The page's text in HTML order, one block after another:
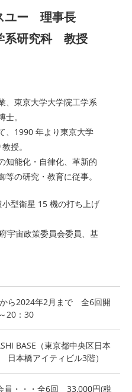
ユー
理事長
系研究科 教授
、東京大学大学院工学系
。
、1990 年より東京大学
授。
知能化・自律化、革新的
の研究・教育に従事。
型衛星 15 機の打ち上げ
宇宙政策委員会委員、基
ら2024年2月まで 全6回開
20：30
BASE（東京都中央区日本
本橋アイティビル3階）
員・・・全6回 33,000円(税